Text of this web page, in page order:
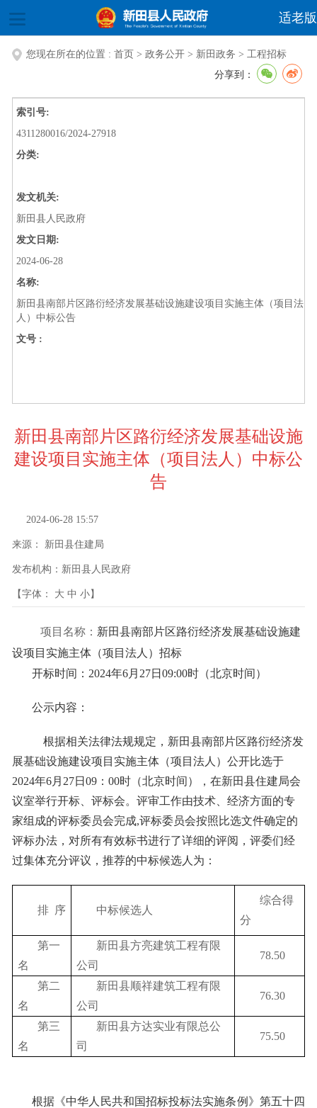
适老版
您现在所在的位置 : 首页 > 政务公开 > 新田政务 > 工程招标
分享到：
索引号:
4311280016/2024-27918
分类:
发文机关:
新田县人民政府
发文日期:
2024-06-28
名称:
新田县南部片区路衍经济发展基础设施建设项目实施主体（项目法
人）中标公告
文号 :
新田县南部片区路衍经济发展基础设施
建设项目实施主体（项目法人）中标公
告
2024-06-28 15:57
来源： 新田县住建局
发布机构： 新田县人民政府
【字体： 大 中 小】
项目名称： 新田县南部片区路衍经济发展基础设施建
设项目实施主体（项目法人） 招标
开标时间： 2024年6月 27日 09:00时（北京时间）
公示内容：
根据相关法律法规规定， 新田县南部片区路衍经济发
展基础设施建设项目 实施主体（项目法人）公开比选于
2024年6月 27日 09： 00时（北京时间），在新田县住建局会
议室举行开标、评标会。评审工作由技术、经济方面的专
家组成的评标委员会完成,评标委员会按照比选文件确定的
评标办法，对所有有效标书进行了详细的评阅，评委们经
过集体充分评议，推荐的中标候选人为：
排 序 中标候选人
综合得
分
第一
名
新田县方亮建筑工程有限
公司
78.50
第二
名
新田县顺祥建筑工程有限
公司
76.30
第三
名
新田县方达实业有限总公
司
75.50
根据《中华人民共和国招标投标法实施条例》第五十四